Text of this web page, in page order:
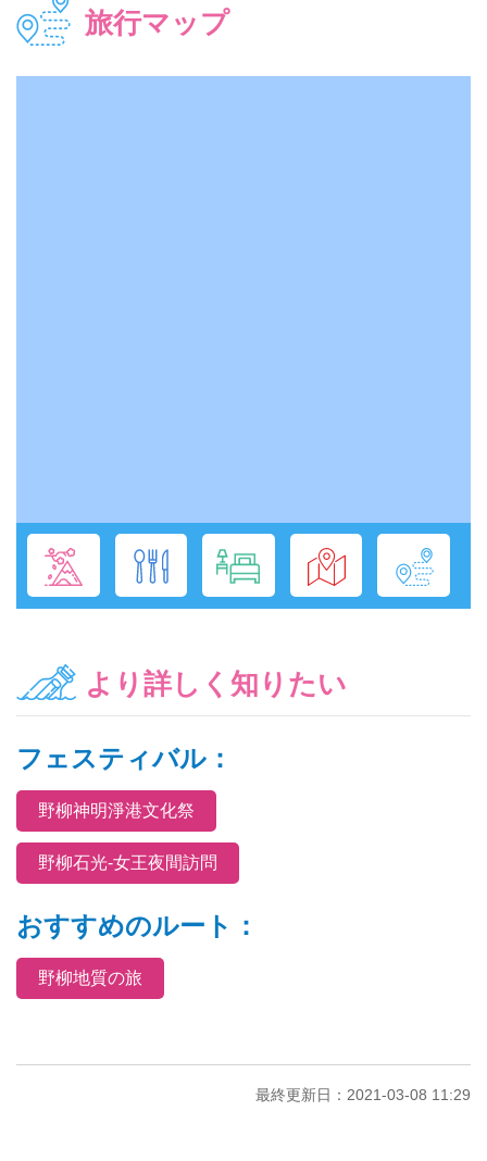
旅行マップ
より詳しく知りたい
フェスティバル：
野柳神明淨港文化祭
野柳石光-女王夜間訪問
おすすめのルート：
野柳地質の旅
最終更新日：2021-03-08 11:29